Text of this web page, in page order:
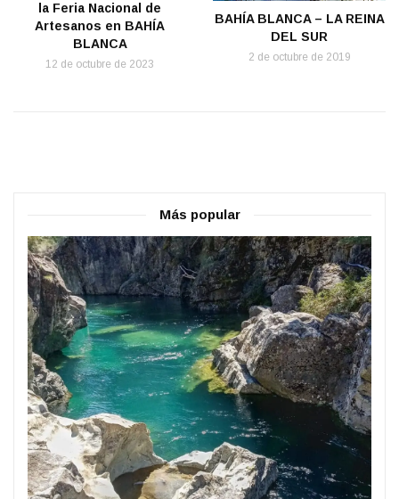
la Feria Nacional de
Artesanos en BAHÍA
BLANCA
12 de octubre de 2023
BAHÍA BLANCA – LA REINA
DEL SUR
2 de octubre de 2019
Más popular